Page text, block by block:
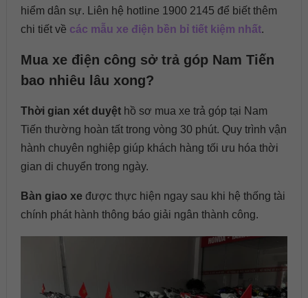
hiểm dân sự. Liên hệ hotline 1900 2145 để biết thêm
chi tiết về các mẫu xe điện bền bỉ tiết kiệm nhất.
Mua xe điện công sở trả góp Nam Tiến
bao nhiêu lâu xong?
Thời gian xét duyệthồ sơ mua xe trả góp tại Nam
Tiến thường hoàn tất trong vòng 30 phút. Quy trình vận
hành chuyên nghiệp giúp khách hàng tối ưu hóa thời
gian di chuyển trong ngày.
Bàn giao xeđược thực hiện ngay sau khi hệ thống tài
chính phát hành thông báo giải ngân thành công.